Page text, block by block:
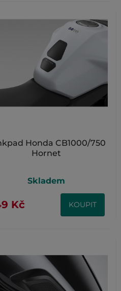
Honda CB1000/750
Hornet
Skladem
Kč KOUPIT